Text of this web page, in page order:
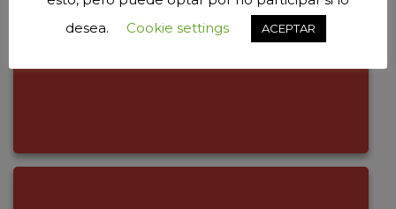
desea.
Cookie settings ACEPTAR